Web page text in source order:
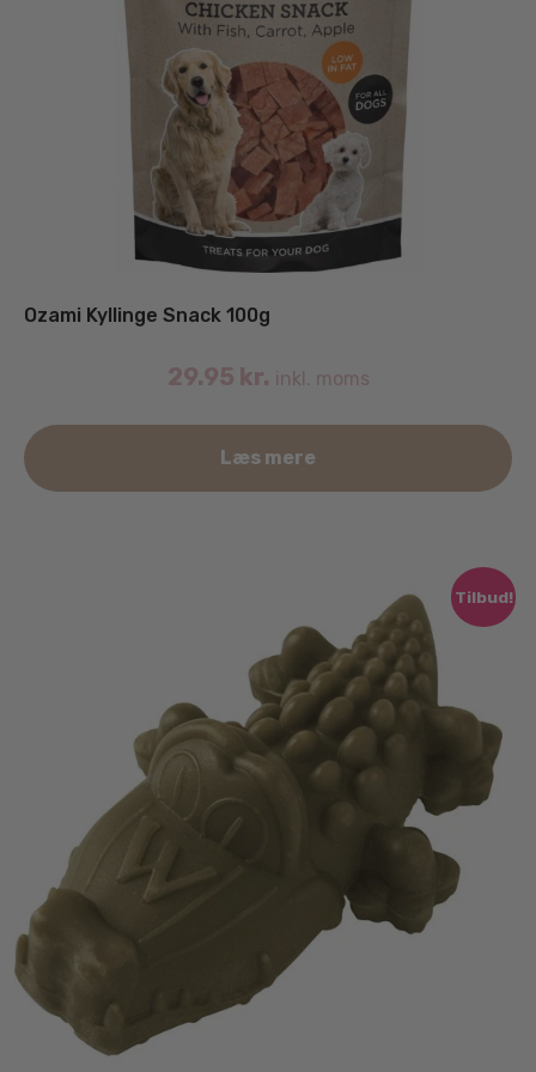
Ozami Kyllinge Snack 100g
29.95 kr. inkl. moms
Læs mere
Tilbud!